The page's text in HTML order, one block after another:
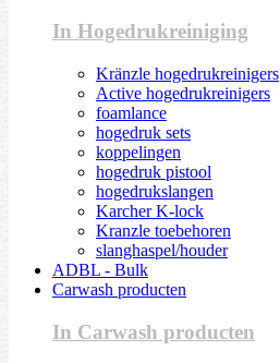
In Hogedrukreiniging
Kränzle hogedrukreinigers
Active hogedrukreinigers
foamlance
hogedruk sets
koppelingen
hogedruk pistool
hogedrukslangen
Karcher K-lock
Kranzle toebehoren
slanghaspel/houder
ADBL - Bulk
Carwash producten
In Carwash producten